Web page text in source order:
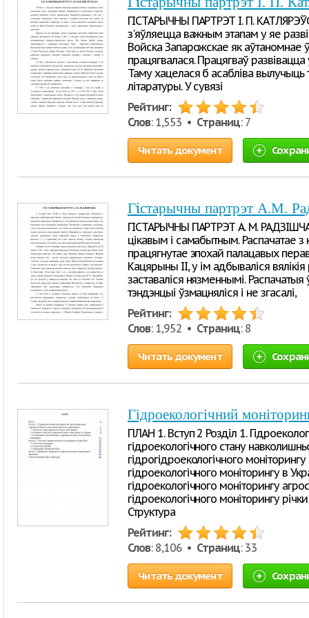
ГІСТАРЫЧНЫ ПАРТРЭТ І. П.
з'яўляецца важным этапам у яе
Войска Запарожскае як аўтаномнае
працягвалася. Працягваў развівацца
Таму хацелася б асабліва вылучыць
літаратуры. У сувязі
Рейтинг:
Слов: 1,553 • Страниц: 7
Читать документ
Гiстарычны партрэт А.М.
ГІСТАРЫЧНЫ ПАРТРЭТ А. М.
цікавым і самабытным. Распачатае
працягнутае эпохай палацавых
Кацярыны II, у ім адбываліся
заставаліся нязменнымі. Распачатыя
тэндэнцыі ўзмацняліся і не згасалі,
Рейтинг:
Слов: 1,952 • Страниц: 8
Читать документ
Гідроекологічний
ПЛАН 1. Вступ 2 Розділ 1.
гідроекологічного стану
гідрогідроекологічного
гідроекологічного моніторингу в
гідроекологічного моніторингу
гідроекологічного моніторингу
Структура
Рейтинг:
Слов: 8,106 • Страниц: 33
Читать документ